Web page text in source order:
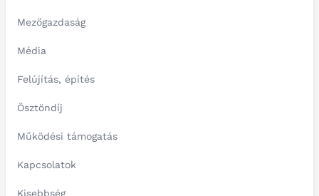
Mezőgazdaság
Média
Felújítás, építés
Ösztöndíj
Működési támogatás
Kapcsolatok
Kisebbség